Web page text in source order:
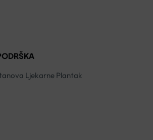
Ljekarne Plantak